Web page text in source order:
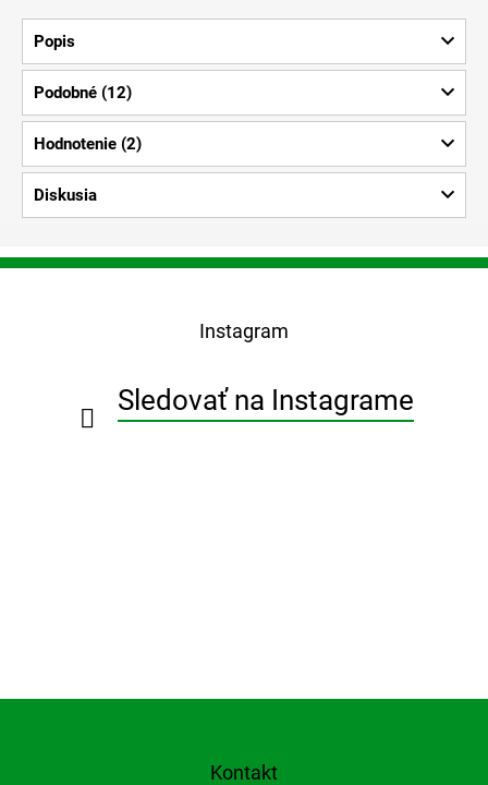
Popis
Podobné (12)
Hodnotenie (2)
Diskusia
Z
Instagram
Sledovať na Instagrame
Kontakt